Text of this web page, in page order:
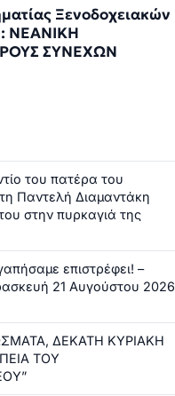
Ξενοδοχειακών
ΝΕΑΝΙΚΗ
ΣΥΝΕΧΩΝ
του πατέρα του
Παντελή Διαμαντάκη
στην πυρκαγιά της
επιστρέφει! –
21 Αυγούστου 2026
ΔΕΚΑΤΗ ΚΥΡΙΑΚΗ
ΤΟΥ